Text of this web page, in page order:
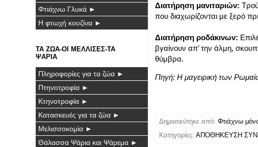
Διατήρηση μανιταριών:
που διαχωρίζονται με ξερό
Διατήρηση ροδάκινων:
βγαίνουν απ’ την άλμη,
θύμβρα.
Πηγή: Η μαγειρική των
Δημοσιεύτηκε από: Φτιάχνω
Κατηγορίες: ΑΠΟΘΗΚΕΥΣΗ
Φτιάχνω Γλυκά ►
Η φτωχή κουζίνα ►
ΤΑ ΖΩΑ-ΟΙ ΜΕΛΛΙΣΕΣ-ΤΑ
ΨΑΡΙΑ
Πληροφορίες για τα ζώα ►
Πτηνοτροφία ►
Κτηνοτροφία ►
Κατασκευές για τα ζώα ►
Μελισσοκομία ►
Θάλασσα Ψάρια και Ψάρεμα ►